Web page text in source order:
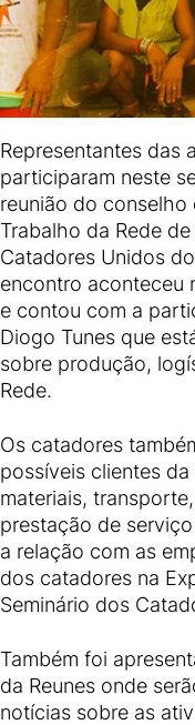
Representantes das
participaram neste
reunião do
Trabalho da Rede
Catadores Unidos
encontro aconteceu
e contou com a
Diogo Tunes que
sobre produção,
Rede.
Os catadores
possíveis clientes
materiais,
prestação de
a relação com as
dos catadores na
Seminário dos
Também foi
da Reunes onde
notícias sobre as